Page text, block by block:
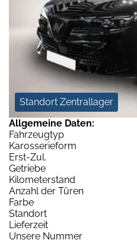
Standort Zentrallager
Allgemeine Daten:
Fahrzeugtyp
Karosserieform
Erst-Zul.
Getriebe
Kilometerstand
Anzahl der Türen
Farbe
Standort
Lieferzeit
Unsere Nummer